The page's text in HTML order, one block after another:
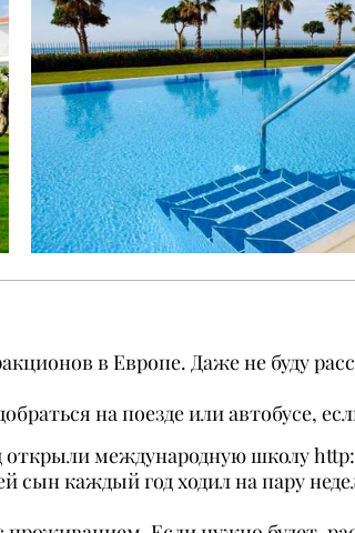
в Европе. Даже не буду
на поезде или автобусе,
открыли международную школу
сын каждый год ходил на пару